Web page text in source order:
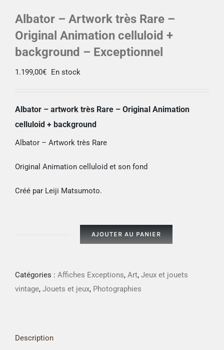
Albator – Artwork très Rare –
Original Animation celluloid +
background – Exceptionnel
1.199,00€ En stock
Albator – artwork très Rare – Original Animation
celluloid + background
Albator – Artwork très Rare
Original Animation celluloid et son fond
Créé par Leiji Matsumoto.
Original
AJOUTER AU PANIER
Catégories : Affiches Exceptions, Art, Jeux et jouets
vintage, Jouets et jeux, Photographies
Description